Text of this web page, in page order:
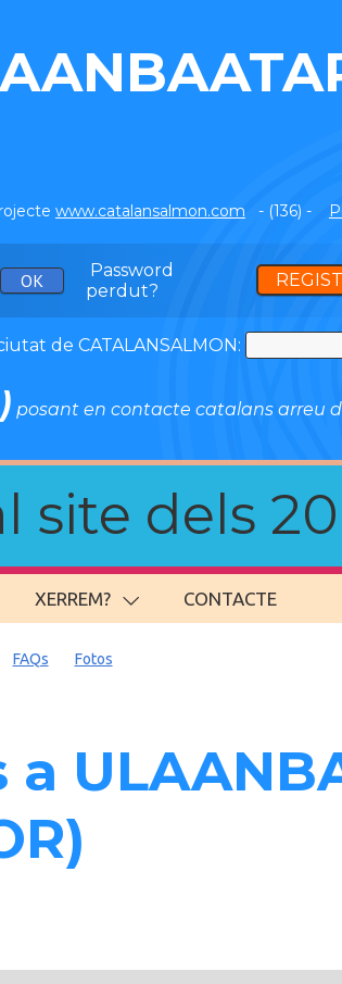
www.catalansalmon.com - (136) -
Password
perdut?
de CATALANSALMON:
posant en contacte catalans arreu
site dels 20
XERREM? CONTACTE
FAQs Fotos